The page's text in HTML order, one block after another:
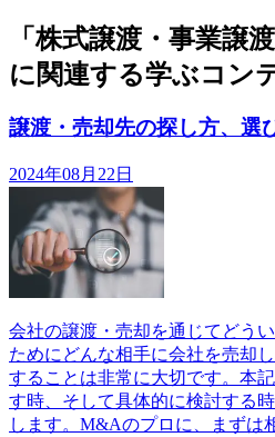
「株式譲渡・事業譲
に関連する学ぶコン
譲渡・売却先の探し方、選
2024年08月22日
会社の譲渡・売却を通じてどう
ためにどんな相手に会社を売却
することは非常に大切です。本
す時、そして具体的に検討する
します。M&Aのプロに、まずは